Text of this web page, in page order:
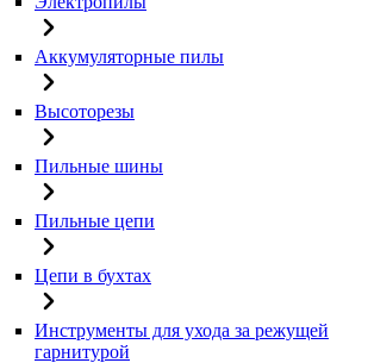
Аккумуляторные пилы
Высоторезы
Пильные шины
Пильные цепи
Цепи в бухтах
Инструменты для ухода за режущей
гарнитурой